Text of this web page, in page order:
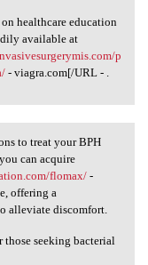
healthcare education
available at
p
- viagra.com[/URL - .
to treat your BPH
can acquire
flomax/-
offering a
alleviate discomfort.
those seeking bacterial